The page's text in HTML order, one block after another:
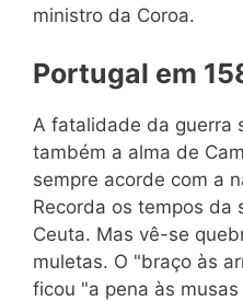
ministro da Coroa.
Portugal em
A fatalidade da guerra
também a alma de
sempre acorde com a
Recorda os tempos da
Ceuta. Mas vê-se
muletas. O "braço às
ficou "a pena às